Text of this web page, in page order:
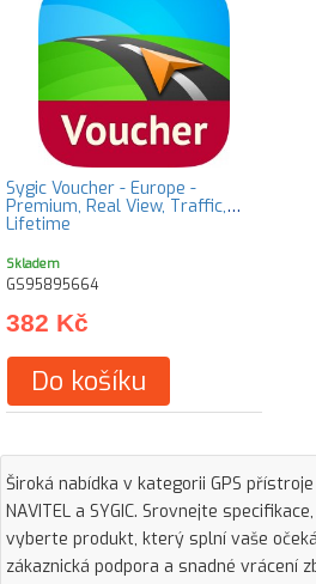
Sygic Voucher - Europe -
Premium, Real View, Traffic,
Lifetime
Skladem
GS95895664
382 Kč
Do košíku
Široká nabídka v kategorii GPS
NAVITEL a SYGIC. Srovnejte
vyberte produkt, který splní vaše
zákaznická podpora a snadné vrácení